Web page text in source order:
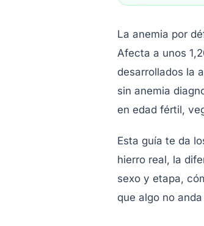
La anemia por
Afecta a unos
desarrollados la
sin anemia
en edad fértil,
Esta guía te da
hierro real, la
sexo y etapa,
que algo no